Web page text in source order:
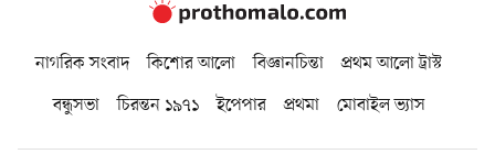
নাগরিক সংবাদ কিশোর আলো বিজ্ঞানচিন্তা
প্রথম আলো ট্রাস্ট
বন্ধুসভা
চিরন্তন ১৯৭১ ইপেপার প্রথমা মোবাইল ভ্যাস